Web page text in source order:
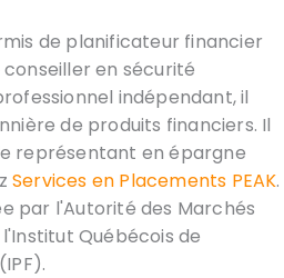
de planificateur financier
conseiller en sécurité
indépendant, il
de produits financiers. Il
représentant en épargne
Services en Placements PEAK.
par l'Autorité des Marchés
Québécois de